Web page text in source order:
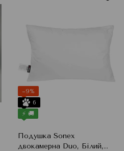
−9%
6
⚡ 🚚
Подушка Sonex
двокамерна Duo, Білий,